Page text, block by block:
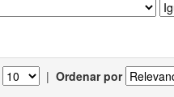
| Ordenar por